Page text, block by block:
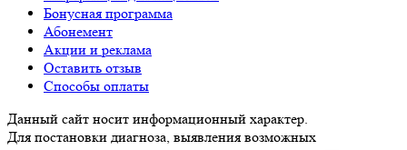
Бонусная программа
Абонемент
Акции и реклама
Оставить отзыв
Способы оплаты
Данный сайт носит информационный характер.
Для постановки диагноза, выявления возможных